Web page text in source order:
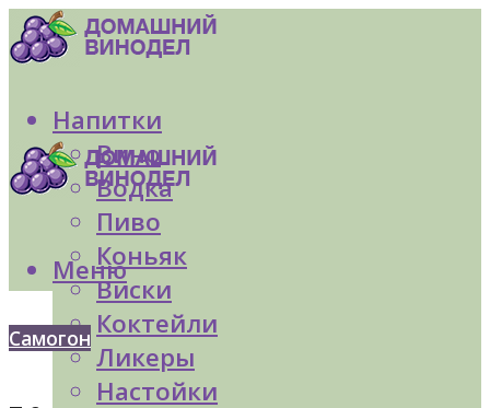
Напитки
Вино
Водка
Пиво
Коньяк
Виски
Коктейли
Ликеры
Настойки
Меню
Самогон